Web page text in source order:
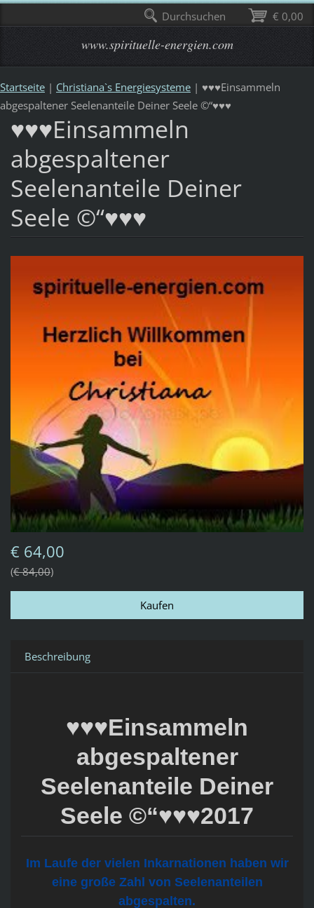
www.spirituelle-energien.com
Startseite | Christiana`s Energiesysteme | ♥♥♥Einsammeln
abgespaltener Seelenanteile Deiner Seele ©“♥♥♥
♥♥♥Einsammeln
abgespaltener
Seelenanteile Deiner
Seele ©“♥♥♥
€ 64,00
€ 84,00
Beschreibung
♥♥♥Einsammeln
abgespaltener
Seelenanteile Deiner
Seele ©“♥♥♥2017
Im Laufe der vielen Inkarnationen haben wir
eine große Zahl von Seelenanteilen
abgespalten.
€ 0,00
Durchsuchen